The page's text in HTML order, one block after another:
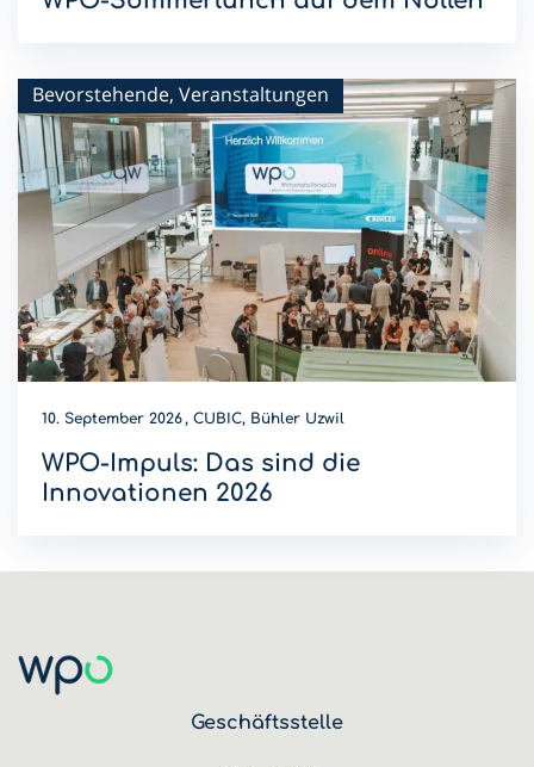
Bevorstehende, Veranstaltungen
10. September 2026 CUBIC, Bühler Uzwil
WPO-Impuls: Das sind die
Innovationen 2026
Geschäftsstelle